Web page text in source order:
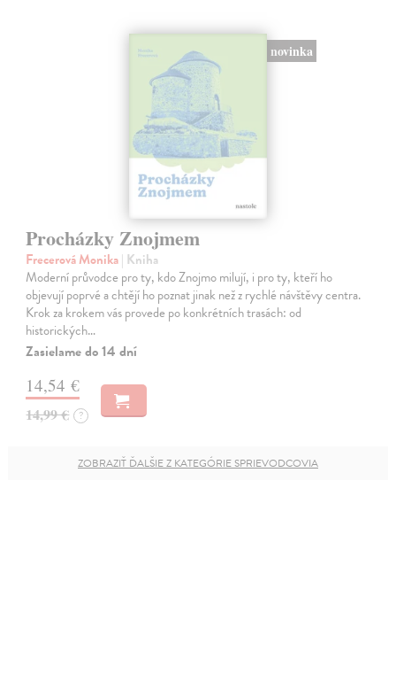
novinka
Procházky Znojmem
Frecerová Monika| Kniha
Moderní průvodce pro ty, kdo Znojmo milují, i pro ty, kteří ho
objevují poprvé a chtějí ho poznat jinak než z rychlé návštěvy centra.
Krok za krokem vás provede po konkrétních trasách: od
historických…
Zasielame do 14 dní
14,54 €
14,99 € ?
ZOBRAZIŤ ĎALŠIE Z KATEGÓRIE SPRIEVODCOVIA